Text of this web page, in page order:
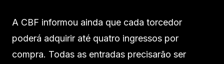
A CBF informou ainda que cada torcedor
poderá adquirir até quatro ingressos por
compra. Todas as entradas precisarão ser